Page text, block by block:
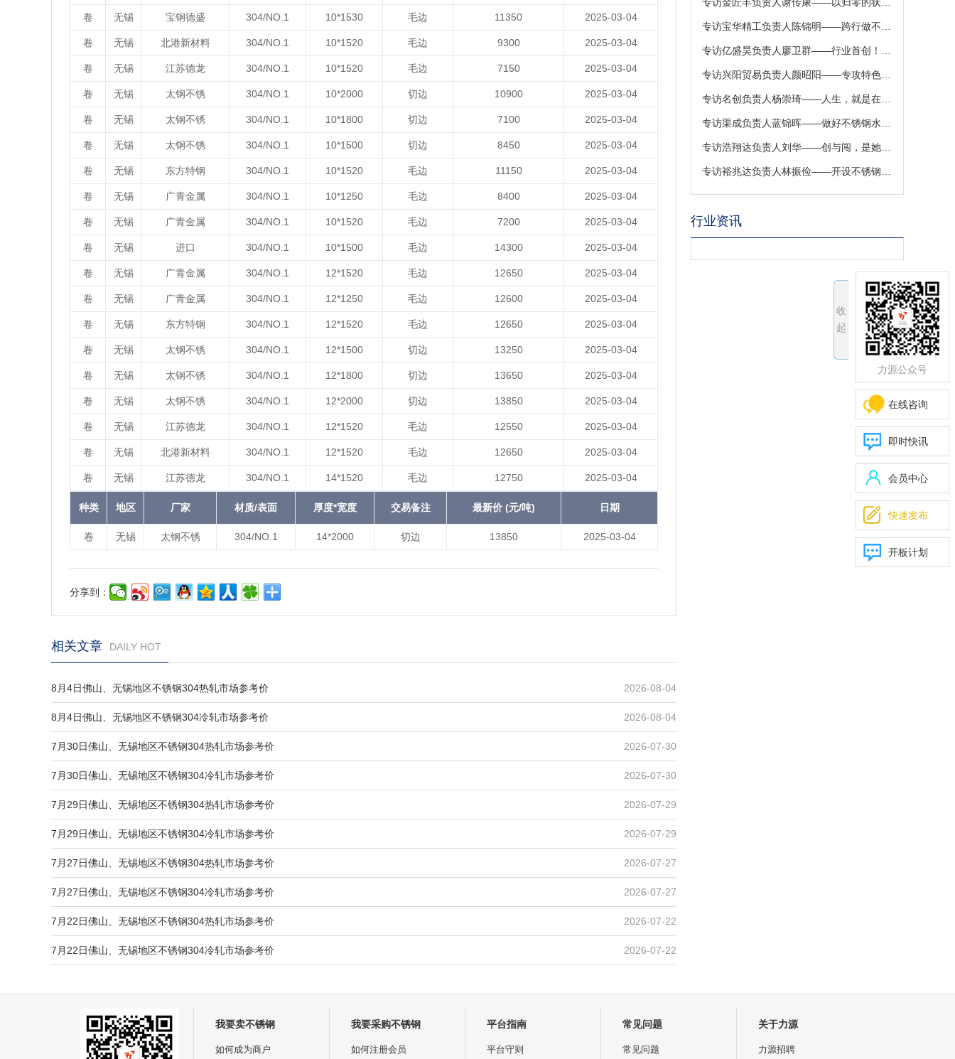
卷 无锡 宝钢德盛 304/NO.1 10*1530 毛边 11350 2025-03-04
卷 无锡 北港新材料 304/NO.1 10*1520 毛边 9300 2025-03-04
卷 无锡 江苏德龙 304/NO.1 10*1520 毛边 7150 2025-03-04
卷 无锡 太钢不锈 304/NO.1 10*2000 切边 10900 2025-03-04
卷 无锡 太钢不锈 304/NO.1 10*1800 切边 7100 2025-03-04
卷 无锡 太钢不锈 304/NO.1 10*1500 切边 8450 2025-03-04
卷 无锡 东方特钢 304/NO.1 10*1520 毛边 11150 2025-03-04
卷 无锡 广青金属 304/NO.1 10*1250 毛边 8400 2025-03-04
卷 无锡 广青金属 304/NO.1 10*1520 毛边 7200 2025-03-04
卷 无锡 进口 304/NO.1 10*1500 毛边 14300 2025-03-04
卷 无锡 广青金属 304/NO.1 12*1520 毛边 12650 2025-03-04
卷 无锡 广青金属 304/NO.1 12*1250 毛边 12600 2025-03-04
卷 无锡 东方特钢 304/NO.1 12*1520 毛边 12650 2025-03-04
卷 无锡 太钢不锈 304/NO.1 12*1500 切边 13250 2025-03-04
卷 无锡 太钢不锈 304/NO.1 12*1800 切边 13650 2025-03-04
卷 无锡 太钢不锈 304/NO.1 12*2000 切边 13850 2025-03-04
卷 无锡 江苏德龙 304/NO.1 12*1520 毛边 12550 2025-03-04
卷 无锡 北港新材料 304/NO.1 12*1520 毛边 12650 2025-03-04
卷 无锡 江苏德龙 304/NO.1 14*1520 毛边 12750 2025-03-04
种类 地区 厂家 材质/表面 厚度*宽度 交易备注 最新价 (元/吨) 日期
卷 无锡 太钢不锈 304/NO.1 14*2000 切边 13850 2025-03-04
分享到：
相关文章 DAILY HOT
8月4日佛山、无锡地区不锈钢304热轧市场参考价 2026-08-04
8月4日佛山、无锡地区不锈钢304冷轧市场参考价 2026-08-04
7月30日佛山、无锡地区不锈钢304热轧市场参考价 2026-07-30
7月30日佛山、无锡地区不锈钢304冷轧市场参考价 2026-07-30
7月29日佛山、无锡地区不锈钢304热轧市场参考价 2026-07-29
7月29日佛山、无锡地区不锈钢304冷轧市场参考价 2026-07-29
7月27日佛山、无锡地区不锈钢304热轧市场参考价 2026-07-27
7月27日佛山、无锡地区不锈钢304冷轧市场参考价 2026-07-27
7月22日佛山、无锡地区不锈钢304热轧市场参考价 2026-07-22
7月22日佛山、无锡地区不锈钢304冷轧市场参考价 2026-07-22
行业资讯
我要卖不锈钢
如何成为商户
我要采购不锈钢
如何注册会员
平台指南
平台守则
常见问题
常见问题
关于力源
力源招聘
力源公众号
在线咨询
即时快讯
会员中心
 快速发布
开板计划
收
起